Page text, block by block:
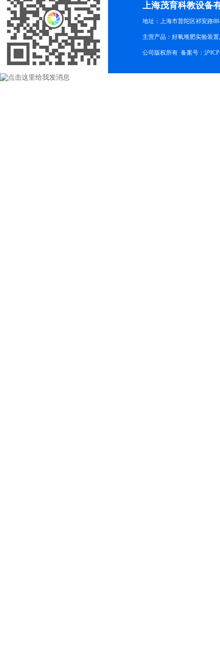
上海茂育科教设备
地址：上海市普陀区祁安路
主营产品：好氧堆肥实验装
公司版权所有 备案号： 沪